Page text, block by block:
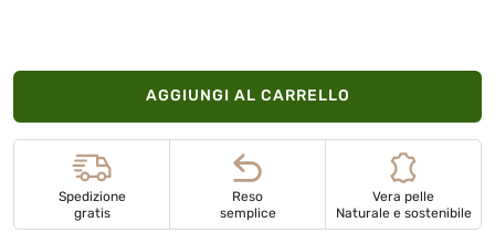
AGGIUNGI AL CARRELLO
Spedizione
gratis
Reso
semplice
Vera pelle
Naturale e sostenibile